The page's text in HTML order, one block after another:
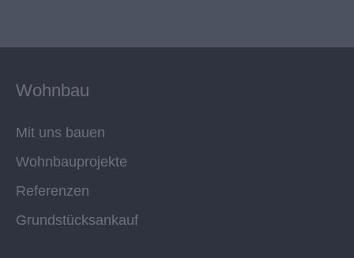
Wohnbau
Mit uns bauen
Wohnbauprojekte
Referenzen
Grundstücksankauf